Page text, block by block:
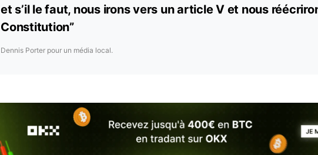
et s’il le faut, nous irons vers un article V et nous
Constitution”
Dennis Porter pour un média local.